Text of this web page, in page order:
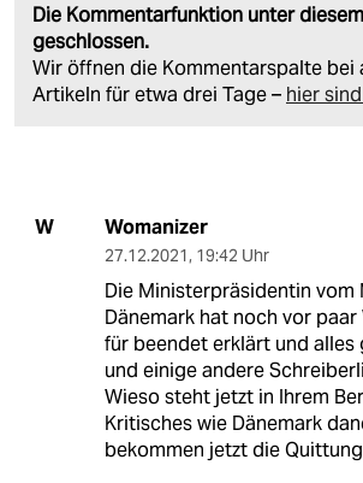
Die Kommentarfunktion unter
geschlossen.
Wir öffnen die Kommentarspalte bei
Artikeln für etwa drei Tage – hier
W Womanizer
27.12.2021, 19:42 Uhr
Die Ministerpräsidentin vom
Dänemark hat noch vor
für beendet erklärt und alles
und einige andere
Wieso steht jetzt in Ihrem
Kritisches wie Dänemark
bekommen jetzt die